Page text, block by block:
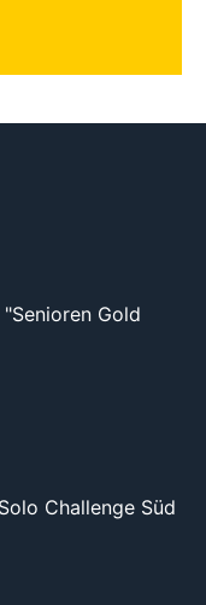
Gold
Challenge Süd